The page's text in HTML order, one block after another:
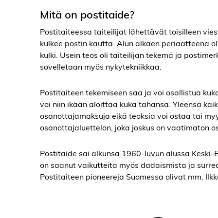
Mitä on postitaide?
Postitaiteessa taiteilijat lähettävät toisilleen
kulkee postin kautta. Alun alkaen periaatteena
kulki. Usein teos oli taiteilijan tekemä ja
sovelletaan myös nykytekniikkaa.
Postitaiteen tekemiseen saa ja voi osallistua
voi niin ikään aloittaa kuka tahansa. Yleensä
osanottajamaksuja eikä teoksia voi ostaa tai
osanottajaluettelon, joka joskus on vaatimaton
Postitaide sai alkunsa 1960-luvun alussa
on saanut vaikutteita myös dadaismista ja
Postitaiteen pioneereja Suomessa olivat mm.